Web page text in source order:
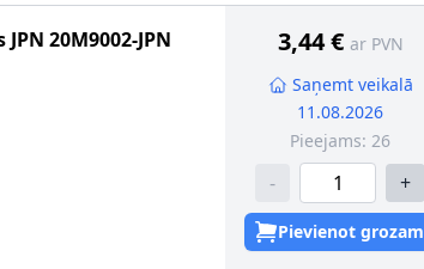
JPN 20M9002-JPN 3,44 € ar PVN
Saņemt veikalā
11.08.2026
Pieejams: 26
- +
Pievienot grozam